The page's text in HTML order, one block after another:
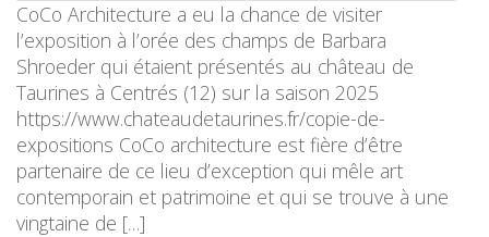
CoCo Architecture a eu la chance de visiter
l’exposition à l’orée des champs de Barbara
Shroeder qui étaient présentés au château de
Taurines à Centrés (12) sur la saison 2025
https://www.chateaudetaurines.fr/copie-de-
expositions CoCo architecture est fière d’être
partenaire de ce lieu d’exception qui mêle art
contemporain et patrimoine et qui se trouve à une
vingtaine de […]